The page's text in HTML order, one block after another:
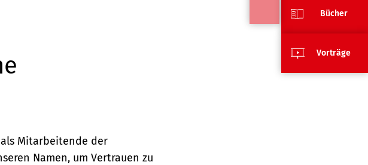
Mitarbeitende der
Namen, um Vertrauen zu
Bücher
Vorträge